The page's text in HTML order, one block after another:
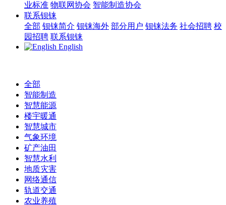
业标准 物联网协会 智能制造协会
联系钡铼
全部 钡铼简介 钡铼海外 部分用户 钡铼法务 社会招聘 校
园招聘 联系钡铼
English
全部
智能制造
智慧能源
楼宇暖通
智慧城市
气象环境
矿产油田
智慧水利
地质灾害
网络通信
轨道交通
农业养殖